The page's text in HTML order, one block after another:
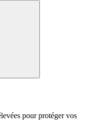
pour protéger vos